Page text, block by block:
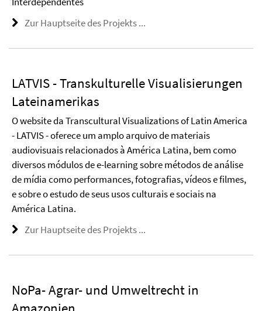
Zur Hauptseite des Projekts ...
LATVIS - Transkulturelle Visualisierungen
Lateinamerikas
O website da Transcultural Visualizations of Latin America
- LATVIS - oferece um amplo arquivo de materiais
audiovisuais relacionados à América Latina, bem como
diversos módulos de e-learning sobre métodos de análise
de mídia como performances, fotografias, vídeos e filmes,
e sobre o estudo de seus usos culturais e sociais na
América Latina.
Zur Hauptseite des Projekts ...
NoPa- Agrar- und Umweltrecht in